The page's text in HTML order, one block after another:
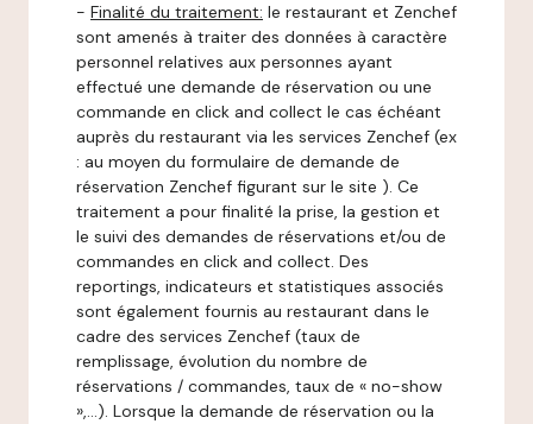
- Finalité du traitement: le restaurant et Zenchef
sont amenés à traiter des données à caractère
personnel relatives aux personnes ayant
effectué une demande de réservation ou une
commande en click and collect le cas échéant
auprès du restaurant via les services Zenchef (ex
: au moyen du formulaire de demande de
réservation Zenchef figurant sur le site ). Ce
traitement a pour finalité la prise, la gestion et
le suivi des demandes de réservations et/ou de
commandes en click and collect. Des
reportings, indicateurs et statistiques associés
sont également fournis au restaurant dans le
cadre des services Zenchef (taux de
remplissage, évolution du nombre de
réservations / commandes, taux de « no-show
»,…). Lorsque la demande de réservation ou la